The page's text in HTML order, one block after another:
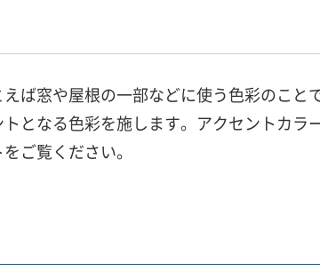
ば窓や屋根の一部などに使う色彩のこ
となる色彩を施します。アクセントカラ
ご覧ください。